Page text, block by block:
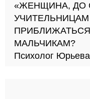
«ЖЕНЩИНА, ДО
МАЛЬЧИКАМ?
Психолог